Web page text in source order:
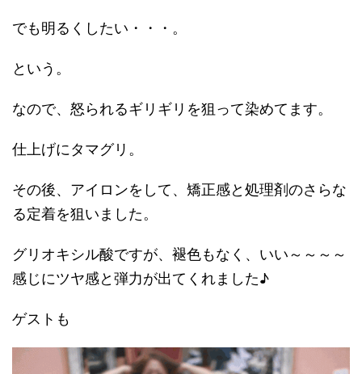
でも明るくしたい・・・。
という。
なので、怒られるギリギリを狙って染めてます。
仕上げにタマグリ。
その後、アイロンをして、矯正感と処理剤のさらな
る定着を狙いました。
グリオキシル酸ですが、褪色もなく、いい～～～～
感じにツヤ感と弾力が出てくれました♪
ゲストも